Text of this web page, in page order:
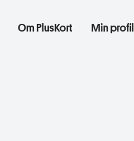
Om PlusKort Min profil